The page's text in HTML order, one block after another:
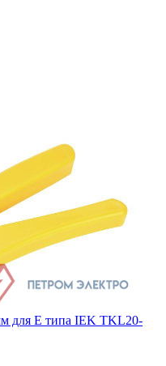
для Е типа IEK TKL20-